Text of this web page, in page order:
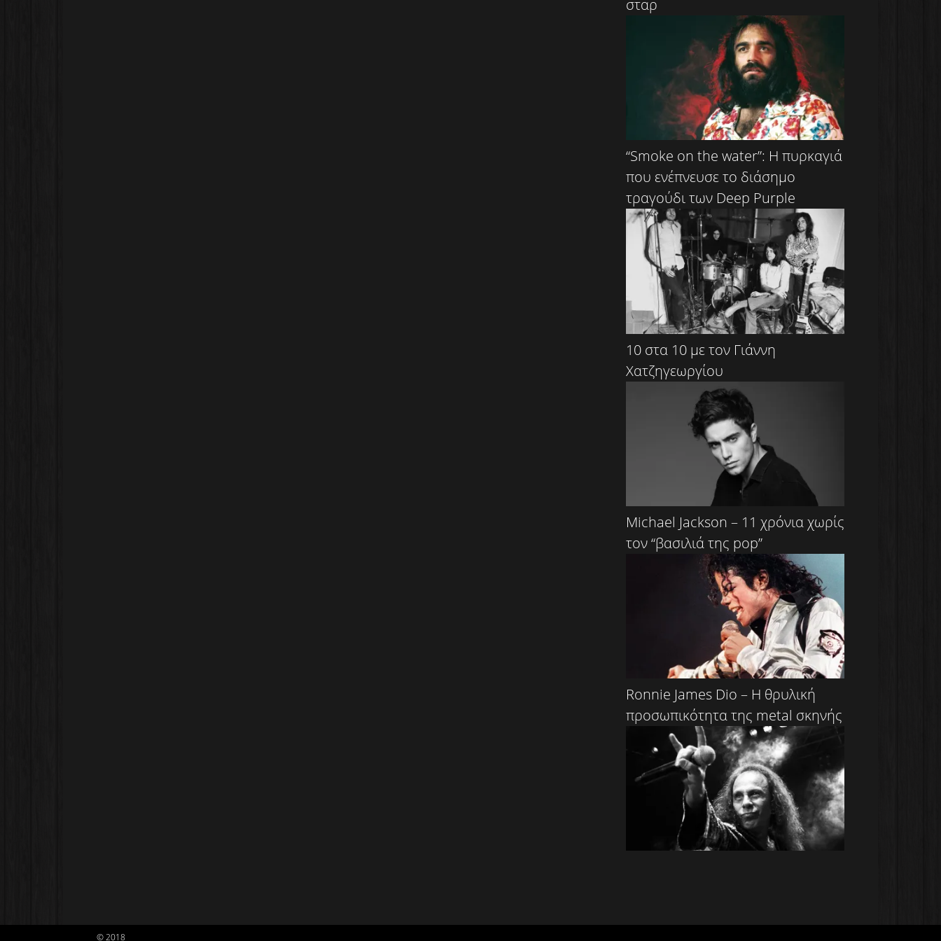
σταρ
“Smoke on the water”: Η πυρκαγιά
που ενέπνευσε το διάσημο
τραγούδι των Deep Purple
10 στα 10 με τον Γιάννη
Χατζηγεωργίου
Michael Jackson – 11 χρόνια χωρίς
τον “βασιλιά της pop”
Ronnie James Dio – Η θρυλική
προσωπικότητα της metal σκηνής
© 2018